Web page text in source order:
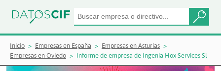
Inicio Empresas en España
Empresas en Asturias
Empresas en Oviedo
Informe de empresa de Ingenia Hox Services Sl